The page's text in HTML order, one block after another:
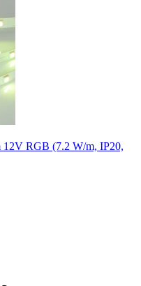
12V RGB (7.2 W/m, IP20,